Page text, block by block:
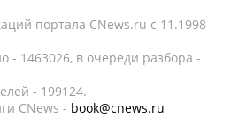
портала CNews.ru c 11.1998
- 1463026, в очереди разбора -
- 199124.
CNews - book@cnews.ru